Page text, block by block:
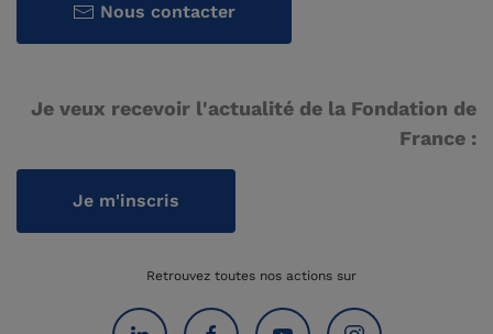
Nous contacter
Je veux recevoir l'actualité de la Fondation de
France :
Je m'inscris
Retrouvez toutes nos actions sur